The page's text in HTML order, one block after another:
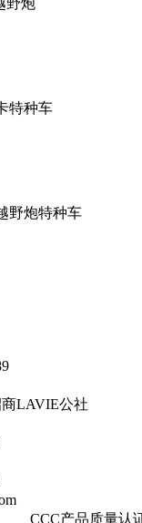
野炮
特种车
野炮特种车
LAVIE公社
CCC产品质量认